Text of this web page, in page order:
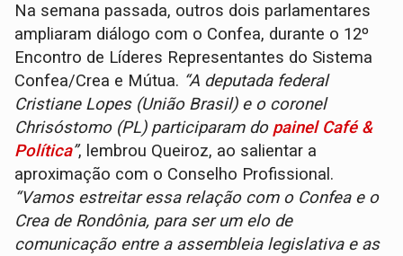
Na semana passada, outros dois parlamentares
ampliaram diálogo com o Confea, durante o 12º
Encontro de Líderes Representantes do Sistema
Confea/Crea e Mútua. “A deputada federal
Cristiane Lopes (União Brasil) e o coronel
Chrisóstomo (PL) participaram do painel Café &
Política”, lembrou Queiroz, ao salientar a
aproximação com o Conselho Profissional.
“Vamos estreitar essa relação com o Confea e o
Crea de Rondônia, para ser um elo de
comunicação entre a assembleia legislativa e as